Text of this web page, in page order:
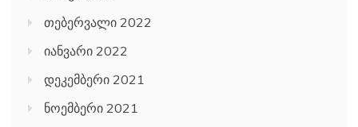
თებერვალი 2022
იანვარი 2022
დეკემბერი 2021
ნოემბერი 2021